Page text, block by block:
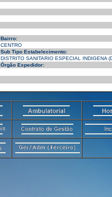
Bairro:
CENTRO
Sub Tipo Estabelecimento:
DISTRITO SANITARIO ESPECIAL INDIGENA
Órgão Expedidor: